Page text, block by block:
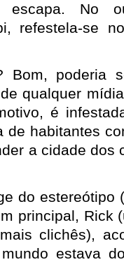
escapa. No
refestela-se
Bom, poderia
qualquer
é
de habitantes
a cidade dos
do estereótipo
principal, Rick
clichês),
estava